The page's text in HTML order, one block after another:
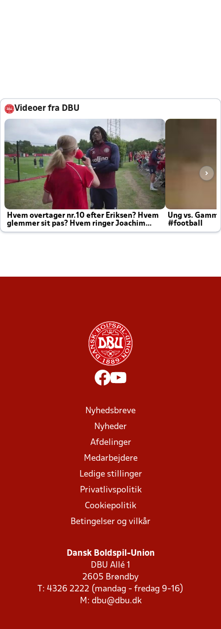
Videoer fra DBU
Hvem overtager nr.10 efter Eriksen? Hvem
glemmer sit pas? Hvem ringer Joachim
altid til efter kampe?
Ung vs.
#football
Nyhedsbreve
Nyheder
Afdelinger
Medarbejdere
Ledige stillinger
Privatlivspolitik
Cookiepolitik
Betingelser og vilkår
Dansk Boldspil-Union
DBU Allé 1
2605 Brøndby
T: 4326 2222 (mandag - fredag 9-16)
M: dbu@dbu.dk